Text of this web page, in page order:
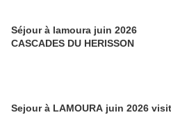
Séjour à lamoura juin 2026
CASCADES DU HERISSON
Sejour à LAMOURA juin 2026 visite